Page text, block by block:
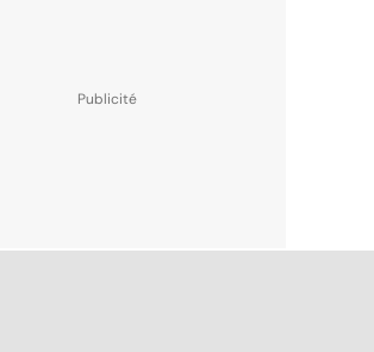
santé